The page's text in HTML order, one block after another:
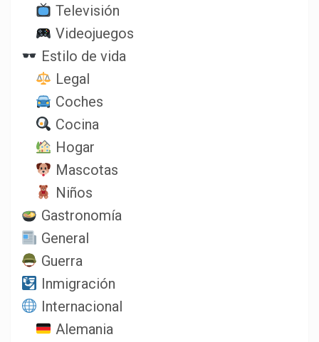
Televisión
Videojuegos
Estilo de vida
Legal
Coches
Cocina
Hogar
Mascotas
Niños
Gastronomía
General
Guerra
Inmigración
Internacional
Alemania